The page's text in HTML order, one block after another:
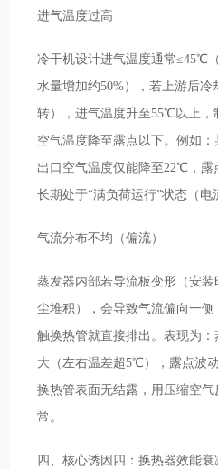
进气温度过高
冷干机设计进气温度通常≤45℃
水量增加约50%），若上游后
转），进气温度升至55℃以上，
空气温度降至露点以下。例如
出口空气温度仅能降至22℃，
长期处于“满负荷运行”状态（电
气流分布不均（偏流）
蒸发器内部若导流板变形（安
尘堆积），会导致气流偏向一
触换热管就直接排出。表现为
大（左右温差超5℃），露点波
换热管表面无结露，用压缩空
常。
四、核心诱因四：换热器效能